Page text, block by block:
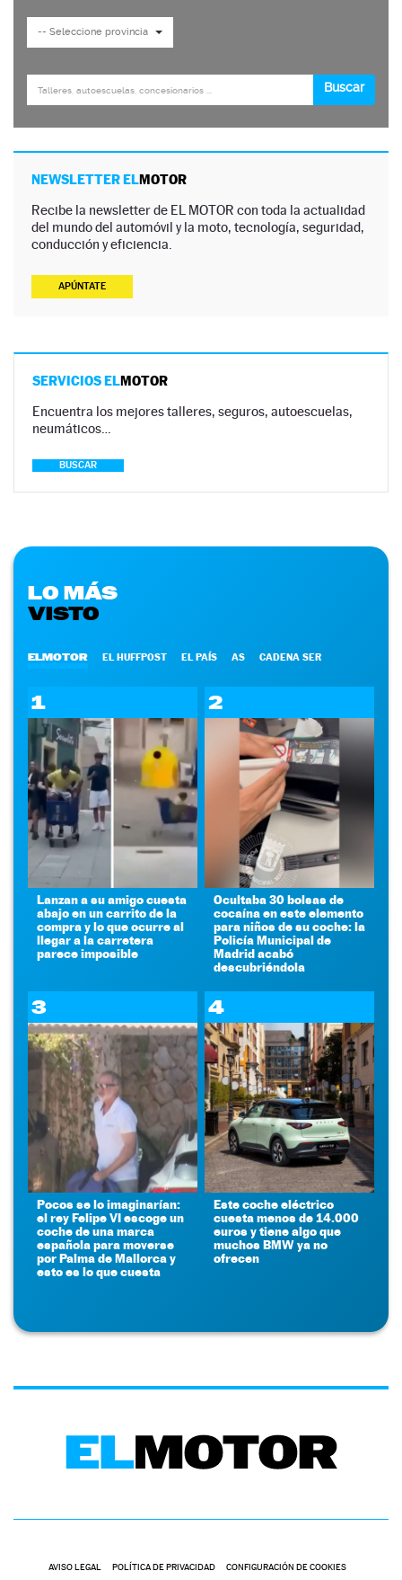
NEWSLETTER ELMOTOR
Recibe la newsletter de EL MOTOR con toda la actualidad
del mundo del automóvil y la moto, tecnología, seguridad,
conducción y eficiencia.
APÚNTATE
SERVICIOS ELMOTOR
Encuentra los mejores talleres, seguros, autoescuelas,
neumáticos…
BUSCAR
LO MÁS
VISTO
ELMOTOR EL HUFFPOST EL PAÍS AS CADENA SER
1
Lanzan a su amigo cuesta
abajo en un carrito de la
compra y lo que ocurre al
llegar a la carretera
parece imposible
2
Ocultaba 30 bolsas de
cocaína en este elemento
para niños de su coche: la
Policía Municipal de
Madrid acabó
descubriéndola
3
Pocos se lo imaginarían:
el rey Felipe VI escoge un
coche de una marca
española para moverse
por Palma de Mallorca y
esto es lo que cuesta
4
Este coche eléctrico
cuesta menos de 14.000
euros y tiene algo que
muchos BMW ya no
ofrecen
AVISO LEGAL POLÍTICA DE PRIVACIDAD CONFIGURACIÓN DE COOKIES